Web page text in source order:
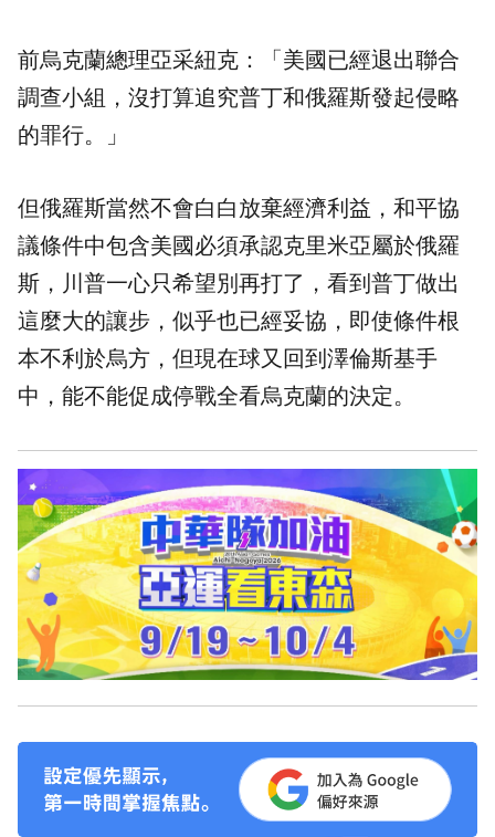
前烏克蘭總理亞采紐克：「美國已經退出聯合
調查小組，沒打算追究普丁和俄羅斯發起侵略
的罪行。」
但俄羅斯當然不會白白放棄經濟利益，和平協
議條件中包含美國必須承認克里米亞屬於俄羅
斯，川普一心只希望別再打了，看到普丁做出
這麼大的讓步，似乎也已經妥協，即使條件根
本不利於烏方，但現在球又回到澤倫斯基手
中，能不能促成停戰全看烏克蘭的決定。